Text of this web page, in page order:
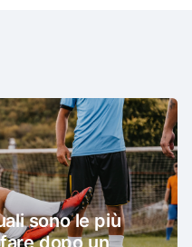
sono le più
dopo un